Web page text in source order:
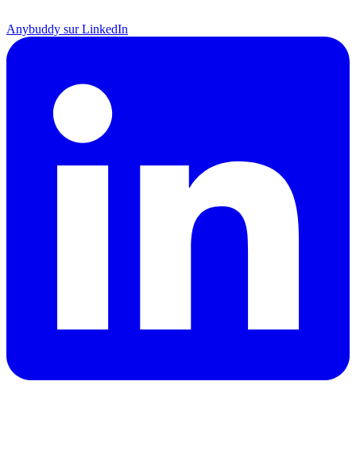
Anybuddy sur LinkedIn